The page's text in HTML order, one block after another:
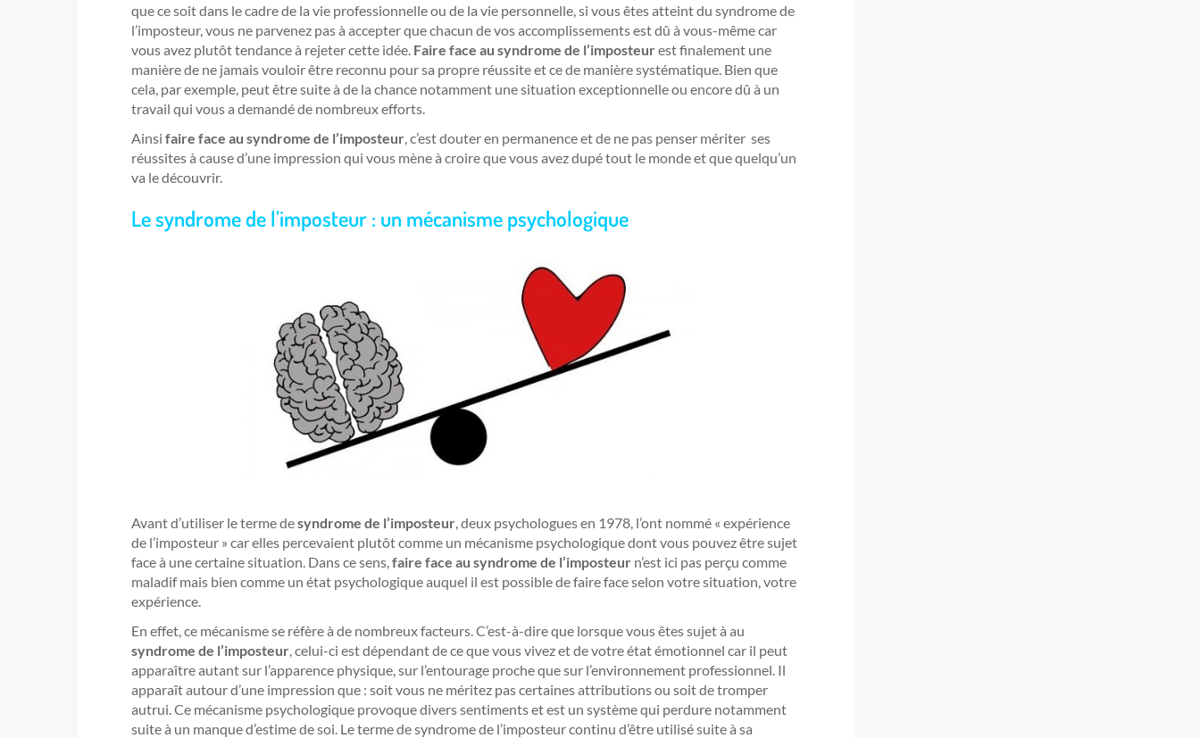
que ce soit dans le cadre de la vie professionnelle ou de la vie personnelle, si vous êtes atteint du syndrome de
l’imposteur, vous ne parvenez pas à accepter que chacun de vos accomplissements est dû à vous-même car
vous avez plutôt tendance à rejeter cette idée. Faire face au syndrome de l’imposteurest finalement une
manière de ne jamais vouloir être reconnu pour sa propre réussite et ce de manière systématique. Bien que
cela, par exemple, peut être suite à de la chance notamment une situation exceptionnelle ou encore dû à un
travail qui vous a demandé de nombreux efforts.
Ainsi faire face au syndrome de l’imposteur, c’est douter en permanence et de ne pas penser mériter ses
réussites à cause d’une impression qui vous mène à croire que vous avez dupé tout le monde et que quelqu’un
va le découvrir.
Le syndrome de l’imposteur : un mécanisme psychologique
Avant d’utiliser le terme desyndrome de l’imposteur , deux psychologues en 1978, l’ont nommé « expérience
de l’imposteur » car elles percevaient plutôt comme un mécanisme psychologique dont vous pouvez être sujet
face à une certaine situation. Dans ce sens, faire face au syndrome de l’imposteur n’est ici pas perçu comme
maladif mais bien comme un état psychologique auquel il est possible de faire face selon votre situation, votre
expérience.
En effet, ce mécanisme se réfère à de nombreux facteurs. C’est-à-dire que lorsque vous êtes sujet à au
syndrome de l’imposteur , celui-ci est dépendant de ce que vous vivez et de votre état émotionnel car il peut
apparaître autant sur l’apparence physique, sur l’entourage proche que sur l’environnement professionnel. Il
apparaît autour d’une impression que : soit vous ne méritez pas certaines attributions ou soit de tromper
autrui. Ce mécanisme psychologique provoque divers sentiments et est un système qui perdure notamment
suite à un manque d’estime de soi. Le terme de syndrome de l’imposteur continu d’être utilisé suite à sa